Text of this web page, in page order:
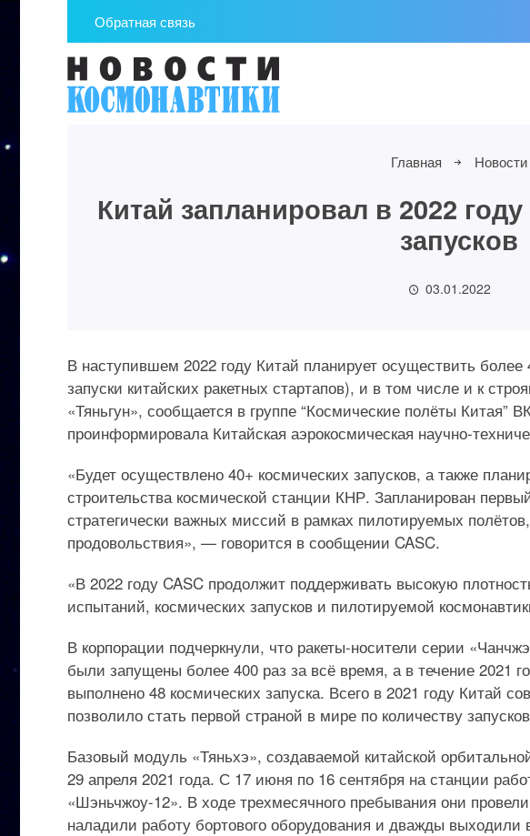
Обратная связь
Главная Новости
Китай запланировал в 2022
запусков
03.01.2022
В наступившем 2022 году Китай планирует осуществить более
запуски китайских ракетных стартапов), и в том числе и к
«Тяньгун», сообщается в группе “Космические полёты Китая”
проинформировала Китайская аэрокосмическая научно-
«Будет осуществлено 40+ космических запусков, а также
строительства космической станции КНР. Запланирован
стратегически важных миссий в рамках пилотируемых
продовольствия», — говорится в сообщении CASC.
«В 2022 году CASC продолжит поддерживать высокую
испытаний, космических запусков и пилотируемой
В корпорации подчеркнули, что ракеты-носители серии
были запущены более 400 раз за всё время, а в течение 2021
выполнено 48 космических запуска. Всего в 2021 году Китай
позволило стать первой страной в мире по количеству
Базовый модуль «Тяньхэ», создаваемой китайской
29 апреля 2021 года. С 17 июня по 16 сентября на станции
«Шэньчжоу-12». В ходе трехмесячного пребывания они
наладили работу бортового оборудования и дважды